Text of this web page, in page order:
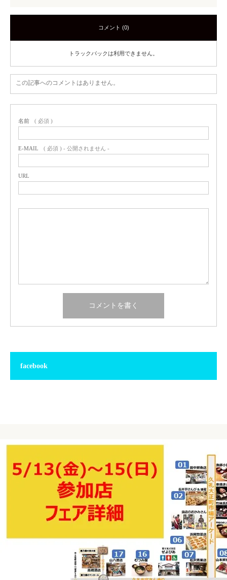
コメント (0)
トラックバックは利用できません。
この記事へのコメントはありません。
名前 ( 必須 )
E-MAIL ( 必須 ) - 公開されません -
URL
facebook